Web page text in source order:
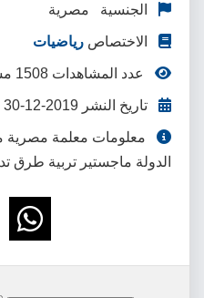
الجنسية مصرية
الاختصاص رياضيات
عدد المشاهدات 1508 مشاهدة
تاريخ النشر 2019-12-30 14:07:01
معلومات معلمة مصرية
الدولة ماجستير تربية طرق